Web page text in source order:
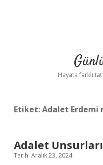
Hayata farklı
Etiket:Adalet Erdemi
Adalet
Tarih: Aralık 23, 2024